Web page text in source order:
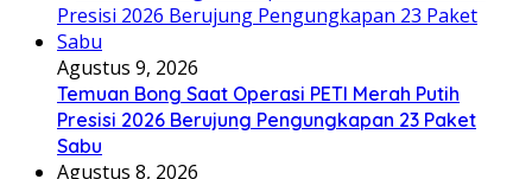
Agustus 9, 2026
Temuan Bong Saat Operasi PETI Merah Putih
Presisi 2026 Berujung Pengungkapan 23 Paket
Sabu
Agustus 8, 2026